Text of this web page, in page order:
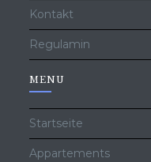
Kontakt
Regulamin
MENU
Startseite
Appartements